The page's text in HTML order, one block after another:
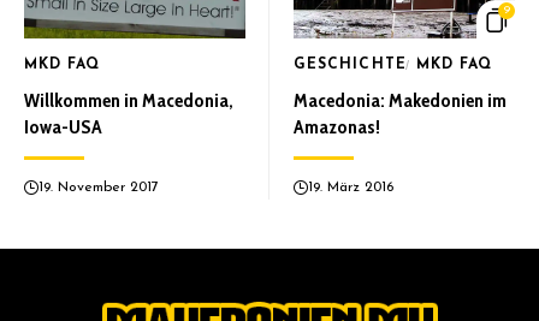
MKD FAQ
Willkommen in Macedonia,
Iowa-USA
19. November 2017
9
GESCHICHTE MKD FAQ
Macedonia: Makedonien im
Amazonas!
19. März 2016